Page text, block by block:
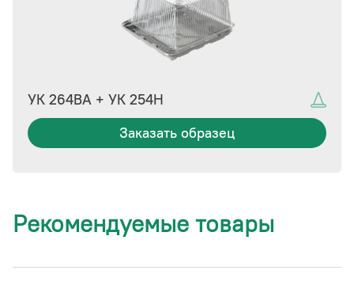
УК 264ВА + УК 254Н
Заказать образец
Рекомендуемые товары